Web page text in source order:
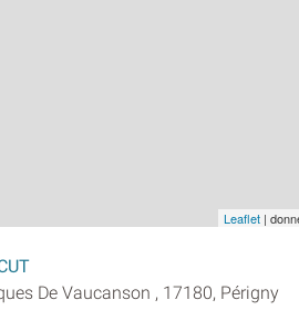
Leaflet |
De Vaucanson , 17180, Périgny